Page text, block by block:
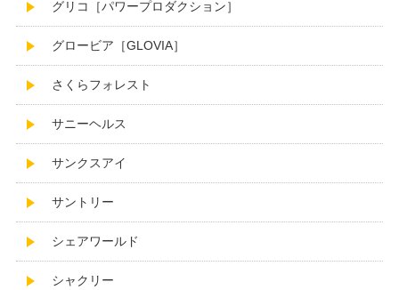
グリコ［パワープロダクション］
グロービア［GLOVIA］
さくらフォレスト
サニーヘルス
サンクスアイ
サントリー
シェアワールド
シャクリー